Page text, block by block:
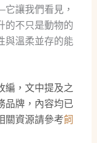
讓我們看見，
的不只是動物的
與溫柔並存的能
編，文中提及之
品牌，內容均已
關資源請參考飼